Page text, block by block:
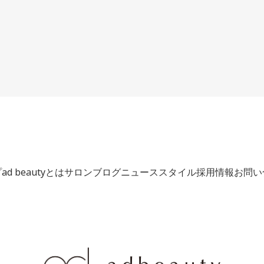
ad beautyとはサロンブログニューススタイル採用情報お問